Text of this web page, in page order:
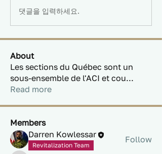
댓글을 입력하세요.
About
Les sections du Québec sont un
sous-ensemble de l'ACI et cou...
Read more
Members
Darren Kowlessar
Revitalization Team
Follow